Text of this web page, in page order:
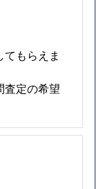
もらえま
査定の希望